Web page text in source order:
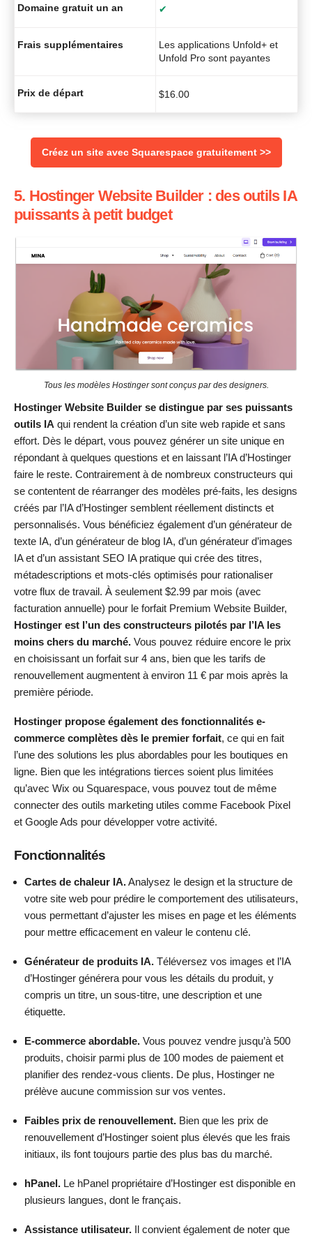
Domaine gratuit un an ✔
Frais supplémentaires
Les applications Unfold+ et
Unfold Pro sont payantes
Prix de départ $16.00
Créez un site avec Squarespace gratuitement >>
5. Hostinger Website Builder : des outils IA
puissants à petit budget
Tous les modèles Hostinger sont conçus par des designers.
Hostinger Website Builder se distingue par ses puissants
outils IA qui rendent la création d’un site web rapide et sans
effort. Dès le départ, vous pouvez générer un site unique en
répondant à quelques questions et en laissant l’IA d’Hostinger
faire le reste. Contrairement à de nombreux constructeurs qui
se contentent de réarranger des modèles pré-faits, les designs
créés par l’IA d’Hostinger semblent réellement distincts et
personnalisés. Vous bénéficiez également d’un générateur de
texte IA, d’un générateur de blog IA, d’un générateur d’images
IA et d’un assistant SEO IA pratique qui crée des titres,
métadescriptions et mots-clés optimisés pour rationaliser
votre flux de travail. À seulement $2.99 par mois (avec
facturation annuelle) pour le forfait Premium Website Builder,
Hostinger est l’un des constructeurs pilotés par l’IA les
moins chers du marché. Vous pouvez réduire encore le prix
en choisissant un forfait sur 4 ans, bien que les tarifs de
renouvellement augmentent à environ 11 € par mois après la
première période.
Hostinger propose également des fonctionnalités e-
commerce complètes dès le premier forfait, ce qui en fait
l’une des solutions les plus abordables pour les boutiques en
ligne. Bien que les intégrations tierces soient plus limitées
qu’avec Wix ou Squarespace, vous pouvez tout de même
connecter des outils marketing utiles comme Facebook Pixel
et Google Ads pour développer votre activité.
Fonctionnalités
Cartes de chaleur IA.Analysez le design et la structure de
votre site web pour prédire le comportement des utilisateurs,
vous permettant d’ajuster les mises en page et les éléments
pour mettre efficacement en valeur le contenu clé.
Générateur de produits IA. Téléversez vos images et l’IA
d’Hostinger générera pour vous les détails du produit, y
compris un titre, un sous-titre, une description et une
étiquette.
E-commerce abordable. Vous pouvez vendre jusqu’à 500
produits, choisir parmi plus de 100 modes de paiement et
planifier des rendez-vous clients. De plus, Hostinger ne
prélève aucune commission sur vos ventes.
Faibles prix de renouvellement. Bien que les prix de
renouvellement d’Hostinger soient plus élevés que les frais
initiaux, ils font toujours partie des plus bas du marché.
hPanel. Le hPanel propriétaire d’Hostinger est disponible en
plusieurs langues, dont le français.
Assistance utilisateur. Il convient également de noter que